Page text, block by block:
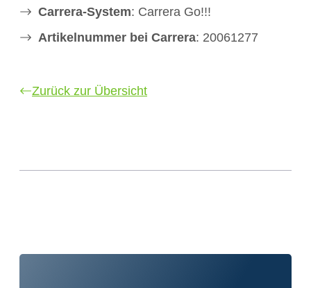
Carrera-System: Carrera Go!!!
Artikelnummer bei Carrera: 20061277
Zurück zur Übersicht